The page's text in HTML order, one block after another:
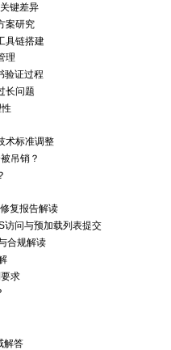
键差异
案研究
具链搭建
理
验证过程
长问题
术标准调整
吊销？
复报告解读
访问与预加载列表提交
合规解读
求
解答